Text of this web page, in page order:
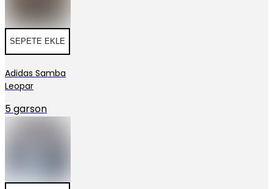
SEPETE EKLE
Adidas Samba
Leopar
5 garson